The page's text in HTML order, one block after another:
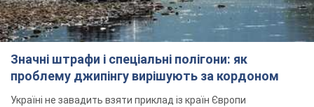
Значні штрафи і спеціальні полігони: як
проблему джипінгу вирішують за кордоном
Україні не завадить взяти приклад із країн Європи